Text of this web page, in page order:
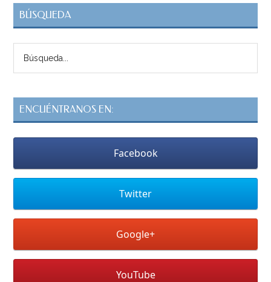
BÚSQUEDA
ENCUÉNTRANOS EN:
Facebook
Twitter
Google+
YouTube